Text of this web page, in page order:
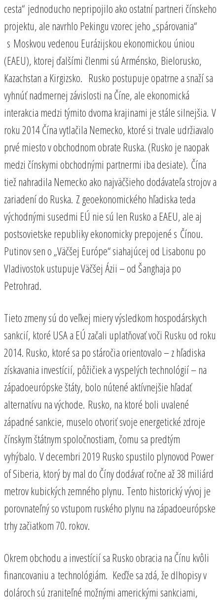
cesta“ jednoducho nepripojilo ako ostatní partneri čínskeho
projektu, ale navrhlo Pekingu vzorec jeho „spárovania“
s Moskvou vedenou Eurázijskou ekonomickou úniou
(EAEU), ktorej ďalšími členmi sú Arménsko, Bielorusko,
Kazachstan a Kirgizsko. Rusko postupuje opatrne a snaží sa
vyhnúť nadmernej závislosti na Číne, ale ekonomická
interakcia medzi týmito dvoma krajinami je stále silnejšia. V
roku 2014 Čína vytlačila Nemecko, ktoré si trvale udržiavalo
prvé miesto v obchodnom obrate Ruska. (Rusko je naopak
medzi čínskymi obchodnými partnermi iba desiate). Čína
tiež nahradila Nemecko ako najväčšieho dodávateľa strojov a
zariadení do Ruska. Z geoekonomického hľadiska teda
východnými susedmi EÚ nie sú len Rusko a EAEU, ale aj
postsovietske republiky ekonomicky prepojené s Čínou.
Putinov sen o „Väčšej Európe“ siahajúcej od Lisabonu po
Vladivostok ustupuje Väčšej Ázii – od Šanghaja po
Petrohrad.
Tieto zmeny sú do veľkej miery výsledkom hospodárskych
sankcií, ktoré USA a EÚ začali uplatňovať voči Rusku od roku
2014. Rusko, ktoré sa po stáročia orientovalo – z hľadiska
získavania investícií, pôžičiek a vyspelých technológií – na
západoeurópske štáty, bolo nútené aktívnejšie hľadať
alternatívu na východe. Rusko, na ktoré boli uvalené
západné sankcie, muselo otvoriť svoje energetické zdroje
čínskym štátnym spoločnostiam, čomu sa predtým
vyhýbalo. V decembri 2019 Rusko spustilo plynovod Power
of Siberia, ktorý by mal do Číny dodávať ročne až 38 miliárd
metrov kubických zemného plynu. Tento historický vývoj je
porovnateľný so vstupom ruského plynu na západoeurópske
trhy začiatkom 70. rokov.
Okrem obchodu a investícií sa Rusko obracia na Čínu kvôli
financovaniu a technológiám. Keďže sa zdá, že dlhopisy v
dolároch sú zraniteľné možnými americkými sankciami,